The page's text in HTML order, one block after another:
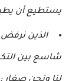
يستطيع أن
الذين نرفض
شاسع بين